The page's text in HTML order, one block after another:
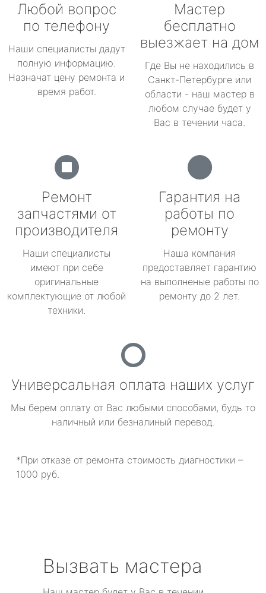
Любой вопрос
по телефону
Наши специалисты дадут
полную информацию.
Назначат цену ремонта и
время работ.
Мастер
бесплатно
выезжает на дом
Где Вы не находились в
Санкт-Петербурге или
области - наш мастер в
любом случае будет у
Вас в течении часа.
Ремонт
запчастями от
производителя
Наши специалисты
имеют при себе
оригинальные
комплектующие от любой
техники.
Гарантия на
работы по
ремонту
Наша компания
предоставляет гарантию
на выполненые работы по
ремонту до 2 лет.
Универсальная оплата наших услуг
Мы берем оплату от Вас любыми способами, будь то
наличный или безналиный перевод.
*При отказе от ремонта стоимость диагностики –
1000 руб.
Вызвать мастера